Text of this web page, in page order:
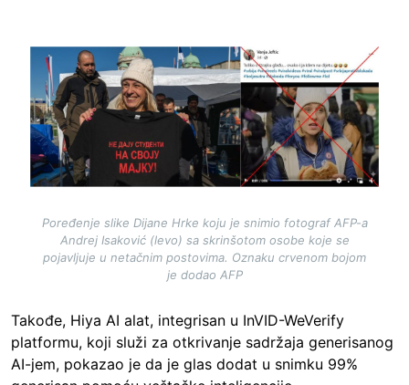
Image
Poređenje slike Dijane Hrke koju je snimio fotograf AFP-a
Andrej Isaković (levo) sa skrinšotom osobe koje se
pojavljuje u netačnim postovima. Oznaku crvenom bojom
je dodao AFP
Takođe, Hiya AI alat, integrisan u InVID-WeVerify
platformu, koji služi za otkrivanje sadržaja generisanog
AI-jem, pokazao je da je glas dodat u snimku 99%